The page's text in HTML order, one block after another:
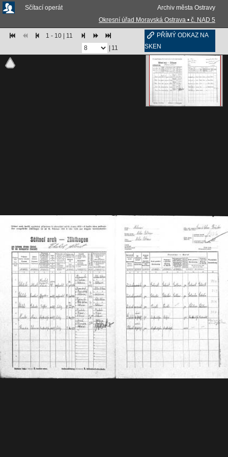
Sčítací operát
Archiv města Ostravy
Okresní úřad Moravská Ostrava • č. NAD 5
1 - 10 | 11
11
PŘÍMÝ ODKAZ NA
SKEN